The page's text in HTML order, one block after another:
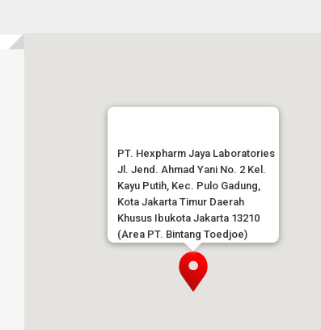
PT. Hexpharm Jaya Laboratories
Jl. Jend. Ahmad Yani No. 2 Kel.
Kayu Putih, Kec. Pulo Gadung,
Kota Jakarta Timur Daerah
Khusus Ibukota Jakarta 13210
(Area PT. Bintang Toedjoe)